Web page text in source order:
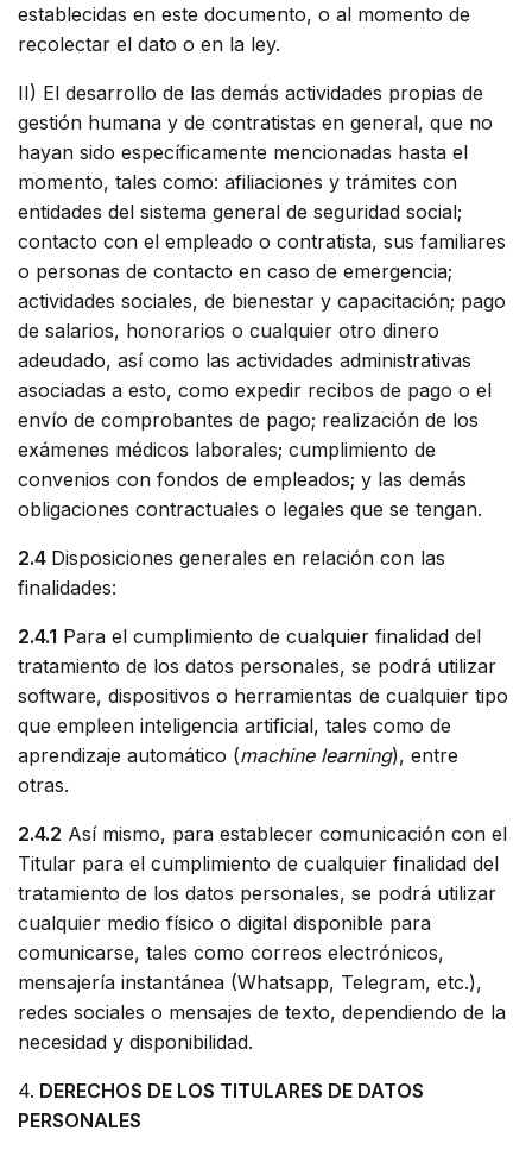
establecidas en este documento, o al momento de
recolectar el dato o en la ley.
II) El desarrollo de las demás actividades propias de
gestión humana y de contratistas en general, que no
hayan sido específicamente mencionadas hasta el
momento, tales como: afiliaciones y trámites con
entidades del sistema general de seguridad social;
contacto con el empleado o contratista, sus familiares
o personas de contacto en caso de emergencia;
actividades sociales, de bienestar y capacitación; pago
de salarios, honorarios o cualquier otro dinero
adeudado, así como las actividades administrativas
asociadas a esto, como expedir recibos de pago o el
envío de comprobantes de pago; realización de los
exámenes médicos laborales; cumplimiento de
convenios con fondos de empleados; y las demás
obligaciones contractuales o legales que se tengan.
2.4 Disposiciones generales en relación con las
finalidades:
2.4.1 Para el cumplimiento de cualquier finalidad del
tratamiento de los datos personales, se podrá utilizar
software, dispositivos o herramientas de cualquier tipo
que empleen inteligencia artificial, tales como de
aprendizaje automático (machine learning), entre
otras.
2.4.2 Así mismo, para establecer comunicación con el
Titular para el cumplimiento de cualquier finalidad del
tratamiento de los datos personales, se podrá utilizar
cualquier medio físico o digital disponible para
comunicarse, tales como correos electrónicos,
mensajería instantánea (Whatsapp, Telegram, etc.),
redes sociales o mensajes de texto, dependiendo de la
necesidad y disponibilidad.
4. DERECHOS DE LOS TITULARES DE DATOS
PERSONALES